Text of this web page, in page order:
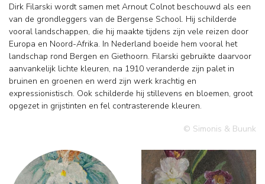
Dirk Filarski wordt samen met Arnout Colnot beschouwd als een
van de grondleggers van de Bergense School. Hij schilderde
vooral landschappen, die hij maakte tijdens zijn vele reizen door
Europa en Noord-Afrika. In Nederland boeide hem vooral het
landschap rond Bergen en Giethoorn. Filarski gebruikte daarvoor
aanvankelijk lichte kleuren, na 1910 veranderde zijn palet in
bruinen en groenen en werd zijn werk krachtig en
expressionistisch. Ook schilderde hij stillevens en bloemen, groot
opgezet in grijstinten en fel contrasterende kleuren.
© Simonis & Buunk